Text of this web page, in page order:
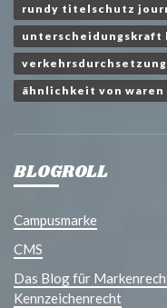
rundy titelschutz
unterscheidungskraft
verkehrsdurchsetzung
ähnlichkeit von
BLOGROLL
Campusmarke
CMS
Das Blog für
Kennzeichenrecht